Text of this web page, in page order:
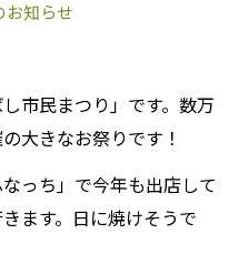
お知らせ
市民まつり」です。数万
大きなお祭りです！
っち」で今年も出店して
ます。日に焼けそうで